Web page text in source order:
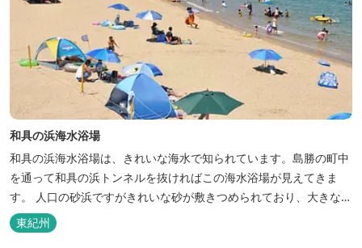
和具の浜海水浴場
和具の浜海水浴場は、きれいな海水で知られています。島勝の町中
を通って和具の浜トンネルを抜ければこの海水浴場が見えてきま
す。 人口の砂浜ですがきれいな砂が敷きつめられており、大きな波
も来ないため子供でも安心して楽しめます。 どなたでも大自然を十
分に楽しむことができるビーチです。 海水浴場について 【トイ
東紀州